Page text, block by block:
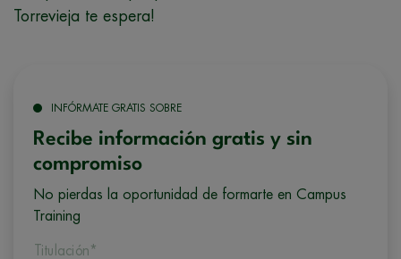
Torrevieja te espera!
INFÓRMATE GRATIS SOBRE
Recibe información gratis y sin
compromiso
No pierdas la oportunidad de formarte en Campus
Training
Titulación*